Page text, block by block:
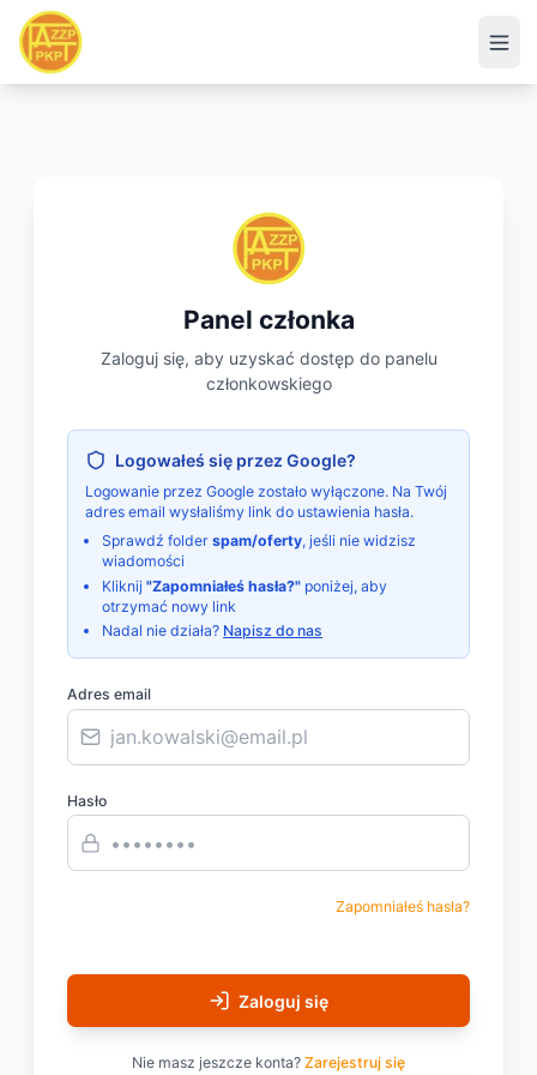
Panel członka
Zaloguj się, aby uzyskać dostęp do panelu
członkowskiego
Logowałeś się przez Google?
Logowanie przez Google zostało wyłączone. Na Twój
adres email wysłaliśmy link do ustawienia hasła.
Sprawdź folder spam/oferty, jeśli nie widzisz
wiadomości
Kliknij "Zapomniałeś hasła?" poniżej, aby
otrzymać nowy link
Nadal nie działa? Napisz do nas
Adres email
Hasło
Zapomniałeś hasła?
Zaloguj się
Nie masz jeszcze konta? Zarejestruj się